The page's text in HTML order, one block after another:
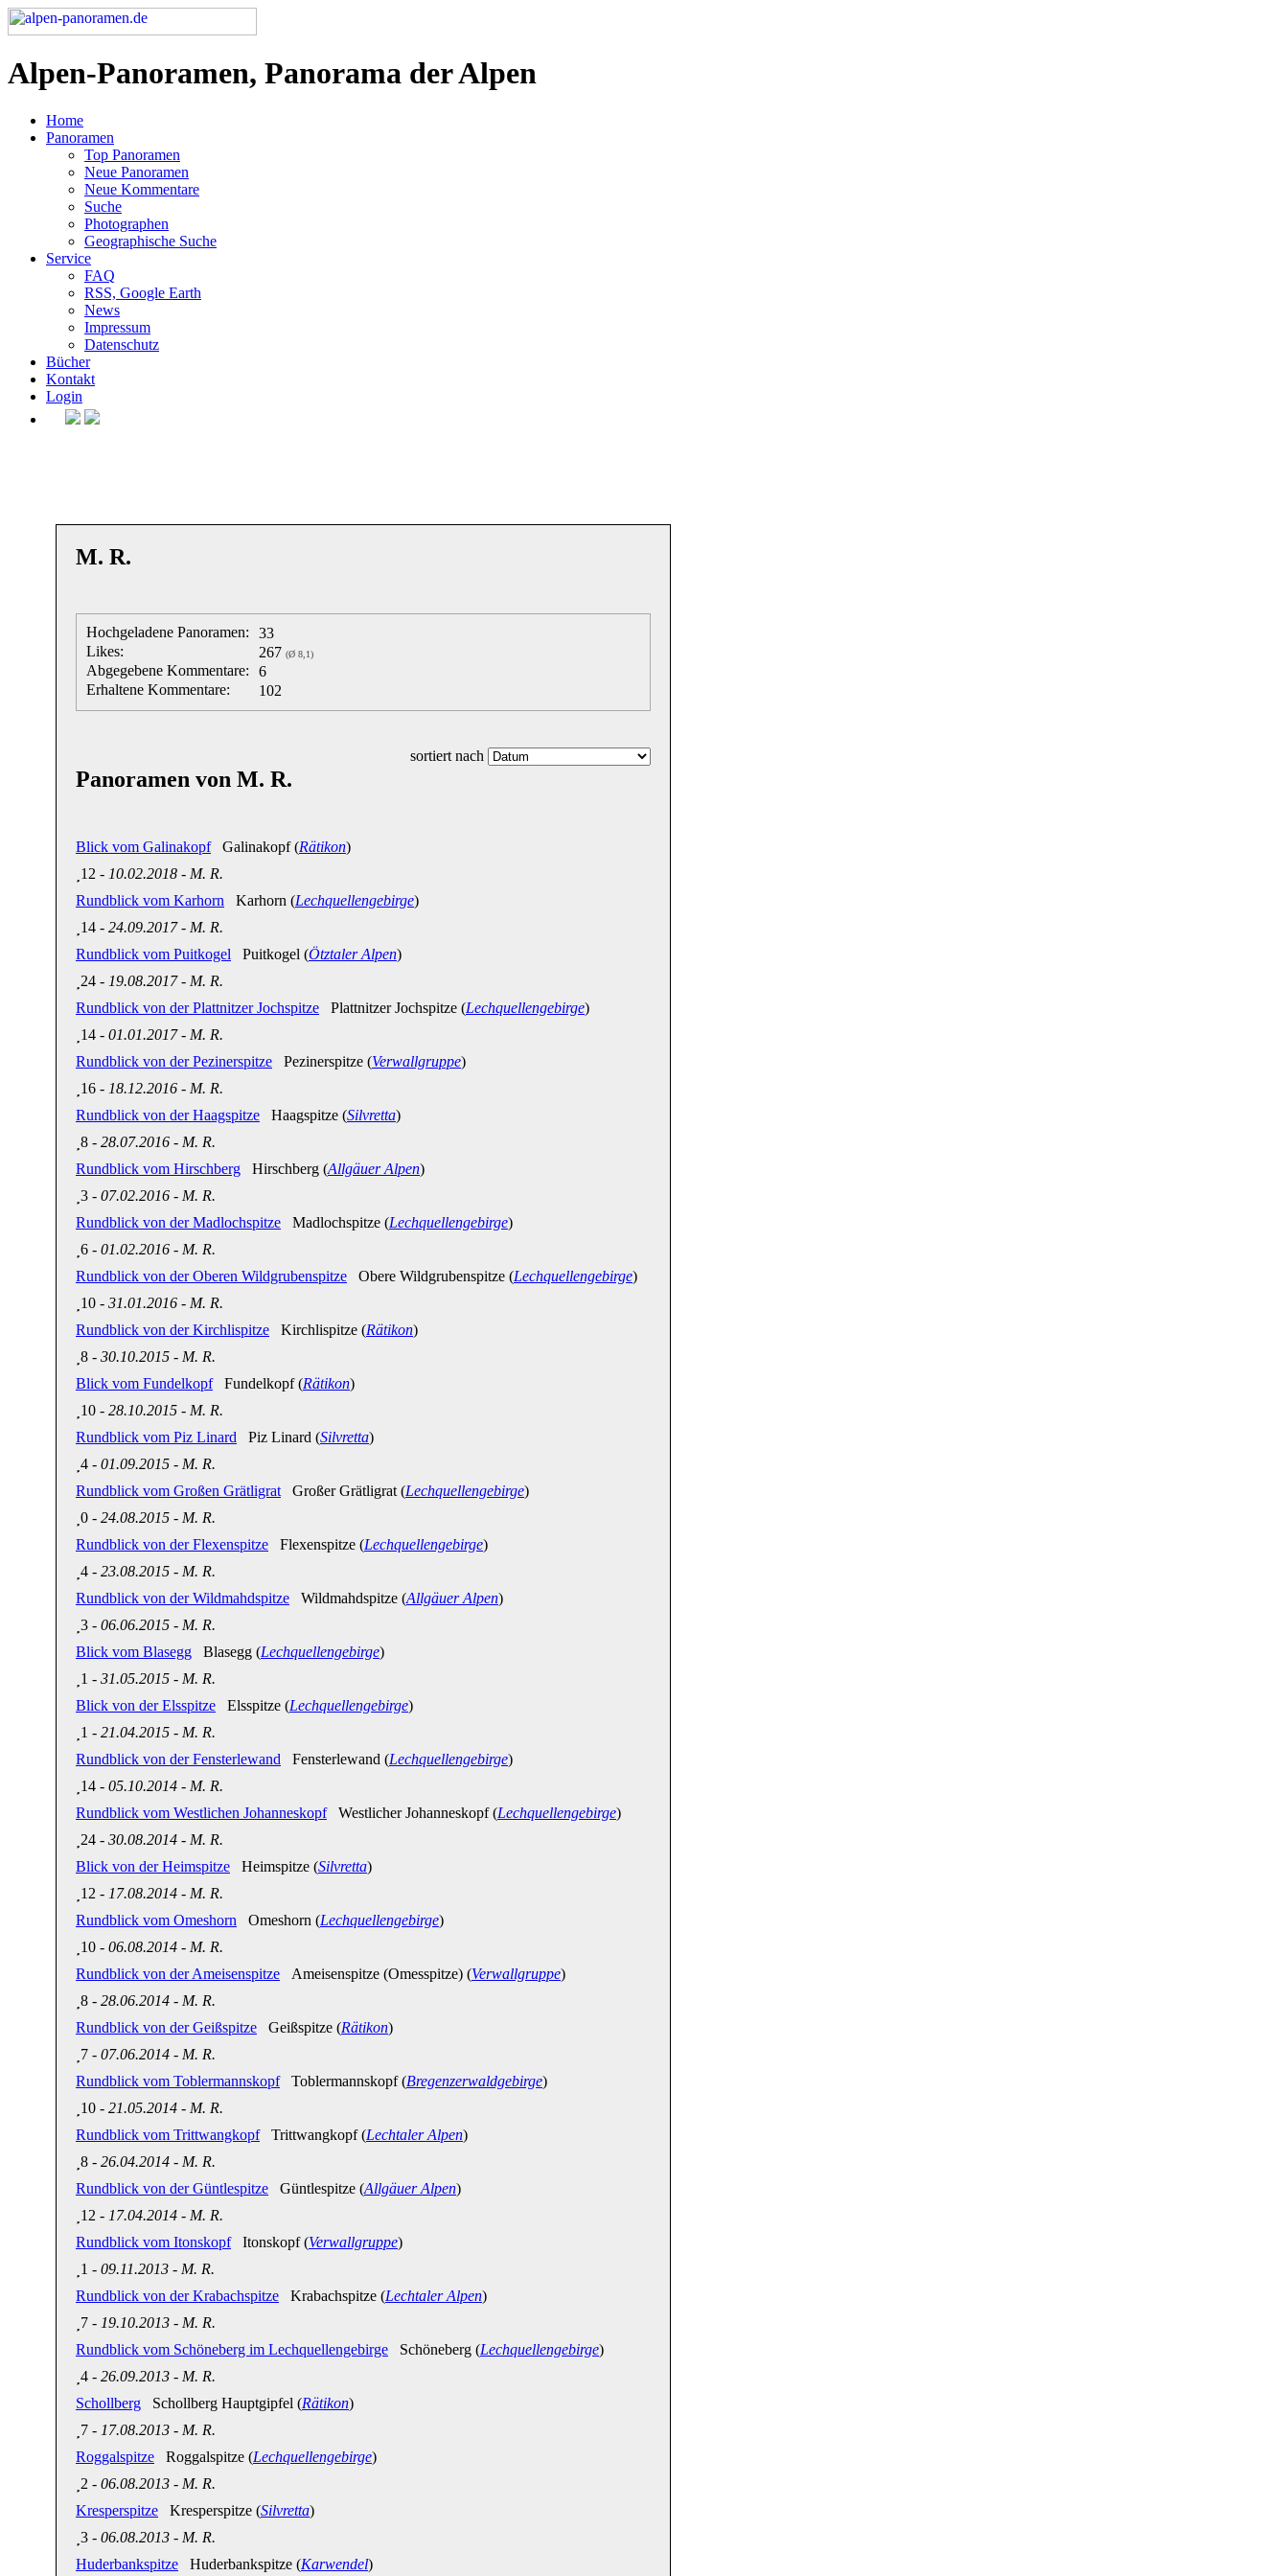
Alpen-Panoramen, Panorama der Alpen
Home
Panoramen
Top Panoramen
Neue Panoramen
Neue Kommentare
Suche
Photographen
Geographische Suche
Service
FAQ
RSS, Google Earth
News
Impressum
Datenschutz
Bücher
Kontakt
Login
M. R.
Hochgeladene Panoramen:
33
Likes:
267 (Ø 8,1)
Abgegebene Kommentare:
6
Erhaltene Kommentare:
102
Panoramen von M. R.
sortiert nach
Blick vom GalinakopfGalinakopf (Rätikon)
12 - 10.02.2018 - M. R.
Rundblick vom Karhorn Karhorn (Lechquellengebirge)
14 - 24.09.2017- M. R.
Rundblick vom Puitkogel Puitkogel (Ötztaler Alpen)
24 - 19.08.2017- M. R.
Rundblick von der Plattnitzer Jochspitze Plattnitzer Jochspitze (Lechquellengebirge)
14 - 01.01.2017- M. R.
Rundblick von der Pezinerspitze Pezinerspitze (Verwallgruppe)
16 - 18.12.2016 - M. R.
Rundblick von der Haagspitze Haagspitze (Silvretta)
8 - 28.07.2016 - M. R.
Rundblick vom Hirschberg Hirschberg (Allgäuer Alpen)
3 - 07.02.2016 - M. R.
Rundblick von der Madlochspitze Madlochspitze (Lechquellengebirge)
6 - 01.02.2016 - M. R.
Rundblick von der Oberen Wildgrubenspitze Obere Wildgrubenspitze (Lechquellengebirge)
10 - 31.01.2016 - M. R.
Rundblick von der Kirchlispitze Kirchlispitze (Rätikon)
8 - 30.10.2015 - M. R.
Blick vom FundelkopfFundelkopf (Rätikon)
10 - 28.10.2015 - M. R.
Rundblick vom Piz Linard Piz Linard (Silvretta)
4 - 01.09.2015 - M. R.
Rundblick vom Großen Grätligrat Großer Grätligrat (Lechquellengebirge)
0 - 24.08.2015 - M. R.
Rundblick von der Flexenspitze Flexenspitze (Lechquellengebirge)
4 - 23.08.2015 - M. R.
Rundblick von der Wildmahdspitze Wildmahdspitze (Allgäuer Alpen)
3 - 06.06.2015 - M. R.
Blick vom Blasegg Blasegg (Lechquellengebirge)
1 - 31.05.2015 - M. R.
Blick von der Elsspitze Elsspitze (Lechquellengebirge)
1 - 21.04.2015 - M. R.
Rundblick von der Fensterlewand Fensterlewand (Lechquellengebirge)
14 - 05.10.2014 - M. R.
Rundblick vom Westlichen JohanneskopfWestlicher Johanneskopf (Lechquellengebirge)
24 - 30.08.2014 - M. R.
Blick von der Heimspitze Heimspitze (Silvretta)
12 - 17.08.2014 - M. R.
Rundblick vom Omeshorn Omeshorn (Lechquellengebirge)
10 - 06.08.2014 - M. R.
Rundblick von der Ameisenspitze Ameisenspitze (Omesspitze) (Verwallgruppe)
8 - 28.06.2014 - M. R.
Rundblick von der Geißspitze Geißspitze (Rätikon)
7 - 07.06.2014 - M. R.
Rundblick vom ToblermannskopfToblermannskopf (Bregenzerwaldgebirge)
10 - 21.05.2014 - M. R.
Rundblick vom TrittwangkopfTrittwangkopf (Lechtaler Alpen)
8 - 26.04.2014 - M. R.
Rundblick von der Güntlespitze Güntlespitze (Allgäuer Alpen)
12 - 17.04.2014 - M. R.
Rundblick vom ItonskopfItonskopf (Verwallgruppe)
1 - 09.11.2013 - M. R.
Rundblick von der Krabachspitze Krabachspitze (Lechtaler Alpen)
7 - 19.10.2013 - M. R.
Rundblick vom Schöneberg im Lechquellengebirge Schöneberg (Lechquellengebirge)
4 - 26.09.2013 - M. R.
Schollberg Schollberg Hauptgipfel (Rätikon)
7 - 17.08.2013 - M. R.
Roggalspitze Roggalspitze (Lechquellengebirge)
2 - 06.08.2013 - M. R.
Kresperspitze Kresperspitze (Silvretta)
3 - 06.08.2013 - M. R.
Huderbankspitze Huderbankspitze (Karwendel)